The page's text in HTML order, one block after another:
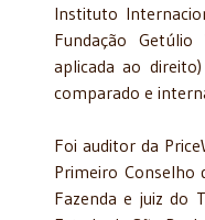
Instituto
Fundação Getúlio
aplicada ao
comparado e
Foi auditor da
Primeiro Conselho
Fazenda e juiz do